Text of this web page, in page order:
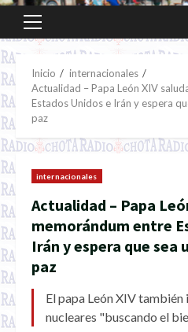
Menú
principal
Inicio
internacionales
Actualidad – Papa León XIV
Estados Unidos e Irán y espera
paz
internacionales
Actualidad – Papa
memorándum entre
Irán y espera que sea
paz
El papa León XIV
nucleares "buscando el